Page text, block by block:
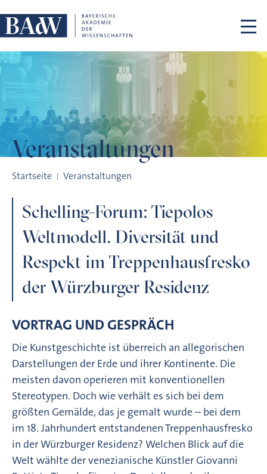
Veranstaltungen
Startseite Veranstaltungen
Schelling-Forum: Tiepolos
Weltmodell. Diversität und
Respekt im Treppenhausfresko
der Würzburger Residenz
VORTRAG UND GESPRÄCH
Die Kunstgeschichte ist überreich an allegorischen
Darstellungen der Erde und ihrer Kontinente. Die
meisten davon operieren mit konventionellen
Stereotypen. Doch wie verhält es sich bei dem
größten Gemälde, das je gemalt wurde – bei dem
im 18. Jahrhundert entstandenen Treppenhausfresko
in der Würzburger Residenz? Welchen Blick auf die
Welt wählte der venezianische Künstler Giovanni